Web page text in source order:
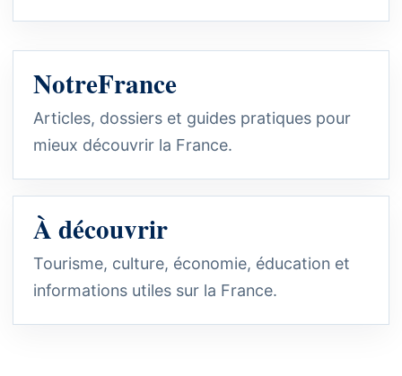
NotreFrance
Articles, dossiers et guides pratiques pour
mieux découvrir la France.
À découvrir
Tourisme, culture, économie, éducation et
informations utiles sur la France.